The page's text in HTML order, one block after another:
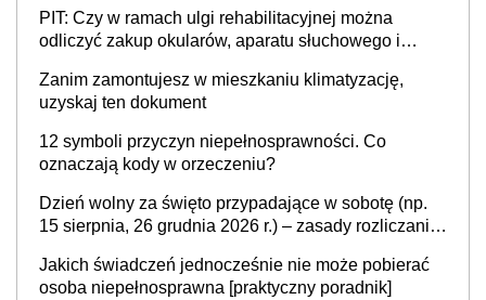
PIT: Czy w ramach ulgi rehabilitacyjnej można
odliczyć zakup okularów, aparatu słuchowego i
Zanim zamontujesz w mieszkaniu klimatyzację,
uzyskaj ten dokument
12 symboli przyczyn niepełnosprawności. Co
oznaczają kody w orzeczeniu?
Dzień wolny za święto przypadające w sobotę (np.
15 sierpnia, 26 grudnia 2026 r.) – zasady rozliczania
i administracja publiczna), najczęstsze pytania
Jakich świadczeń jednocześnie nie może pobierać
osoba niepełnosprawna [praktyczny poradnik]